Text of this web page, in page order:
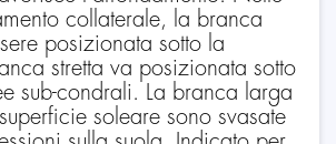
collaterale, la branca
posizionata sotto la
stretta va posizionata sotto
sub-condrali. La branca larga
soleare sono svasate